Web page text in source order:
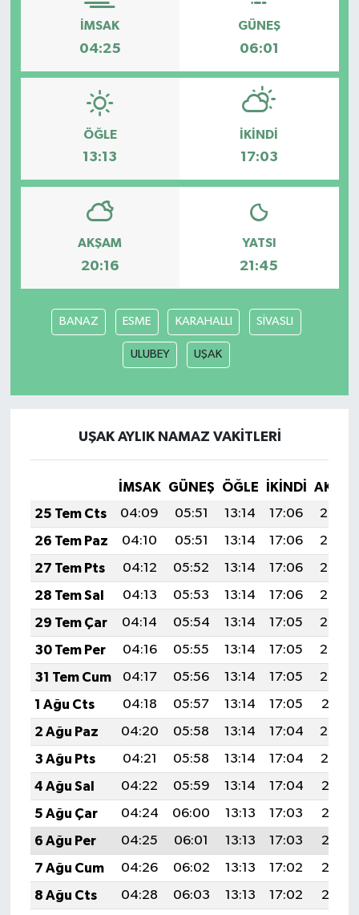
İMSAK
04:25
GÜNEŞ
06:01
ÖĞLE
13:13
İKINDI
17:03
AKŞAM
20:16
YATSI
21:45
BANAZ ESME KARAHALLI SİVASLI
ULUBEY UŞAK
UŞAK AYLIK NAMAZ VAKITLERI
İMSAK GÜNEŞ ÖĞLE İKINDI
25 Tem Cts
04:09 05:51 13:14 17:06
20:27
26 Tem Paz
04:10 05:51 13:14 17:06
20:26
27 Tem Pts
04:12 05:52 13:14 17:06
20:26
28 Tem Sal
04:13 05:53 13:14 17:06
20:25
29 Tem Çar
04:14 05:54 13:14 17:05
20:24
30 Tem Per
04:16 05:55 13:14 17:05
20:23
31 Tem Cum
04:17 05:56 13:14 17:05
20:22
1 Ağu Cts
04:18 05:57 13:14 17:05
20:21
2 Ağu Paz
04:20 05:58 13:14 17:04
20:20
3 Ağu Pts
04:21 05:58 13:14 17:04
20:19
4 Ağu Sal
04:22 05:59 13:14 17:04
20:18
5 Ağu Çar
04:24 06:00 13:13 17:03
20:17
6 Ağu Per
04:25 06:01 13:13 17:03
20:16
7 Ağu Cum
04:26 06:02 13:13 17:02
20:15
8 Ağu Cts
04:28 06:03 13:13 17:02
20:13
TEKNOLOJİ
TİCARET
YAŞAM